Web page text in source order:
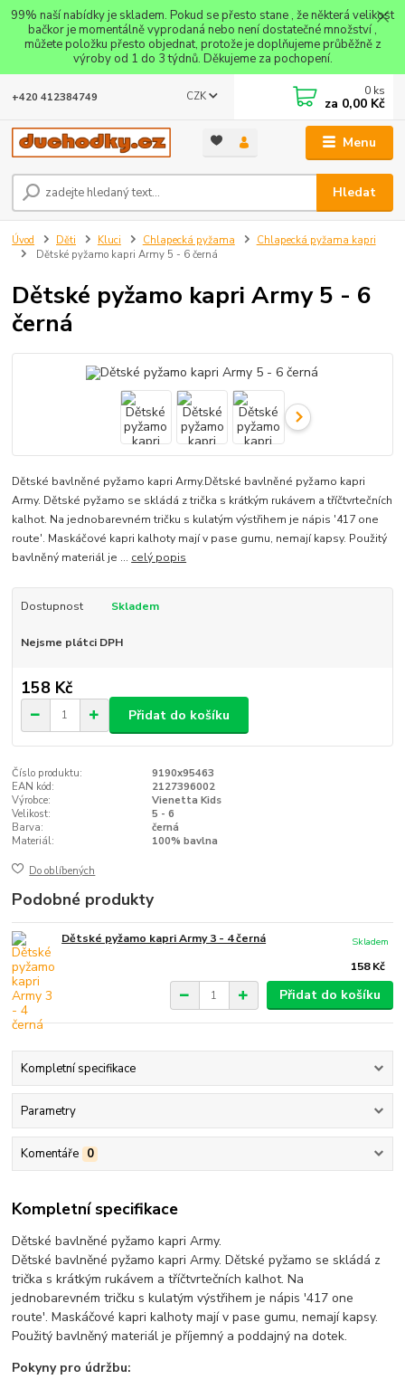
99% naší nabídky je skladem. Pokud se přesto stane , že některá velikost
bačkor je momentálně vyprodaná nebo není dostatečné množství ,
můžete položku přesto objednat, protože je doplňujeme průběžně z
výroby od 1 do 3 týdnů. Děkujeme za pochopení.
Menu
CZK
Hledat
+420 412384749 0 ks
za 0,00 Kč
Úvod Děti Kluci Chlapecká pyžama
Chlapecká pyžama kapri
Dětské pyžamo kapri Army 5 - 6 černá
Dětské pyžamo kapri Army 5 - 6
černá
Dětské bavlněné pyžamo kapri Army.Dětské bavlněné pyžamo kapri
Army. Dětské pyžamo se skládá z trička s krátkým rukávem a tříčtvrtečních
kalhot. Na jednobarevném tričku s kulatým výstřihem je nápis '417 one
route'. Maskáčové kapri kalhoty mají v pase gumu, nemají kapsy. Použitý
bavlněný materiál je ... celý popis
Dostupnost Skladem
Nejsme plátci DPH
158 Kč
Přidat do košíku
Číslo produktu:
9190x95463
EAN kód:
2127396002
Výrobce:
Vienetta Kids
Velikost:
5 - 6
Barva:
černá
Materiál:
100% bavlna
Do oblíbených
Podobné produkty
Dětské pyžamo kapri Army 3 - 4 černá
158 Kč
Skladem
Přidat do košíku
Kompletní specifikace
Parametry
Komentáře 0
Kompletní specifikace
Dětské bavlněné pyžamo kapri Army.
Dětské bavlněné pyžamo kapri Army. Dětské pyžamo se skládá z
trička s krátkým rukávem a tříčtvrtečních kalhot. Na
jednobarevném tričku s kulatým výstřihem je nápis '417 one
route'. Maskáčové kapri kalhoty mají v pase gumu, nemají kapsy.
Použitý bavlněný materiál je příjemný a poddajný na dotek.
Pokyny pro údržbu: